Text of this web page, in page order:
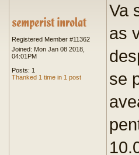
Registered Member #11362
Joined: Mon Jan 08 2018,
04:01PM
Posts: 1
Thanked 1 time in 1 post
Va
as
se